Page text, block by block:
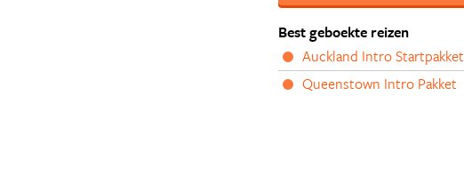
Best geboekte reizen
Auckland Intro Startpakket
Queenstown Intro Pakket